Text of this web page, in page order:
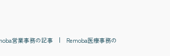
営業事務の記事 Remoba医療事務の